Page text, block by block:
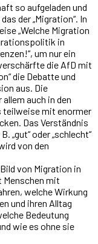
so aufgeladen und
der „Migration“. In
„Welche Migration
in
um nur ein
die AfD mit
die Debatte und
aus. Die
auch in den
teilweise mit enormer
Das Verständnis
„gut“ oder „schlecht“
von den
von Migration in
Menschen mit
welche Wirkung
und ihren Alltag
Bedeutung
wie es ohne sie